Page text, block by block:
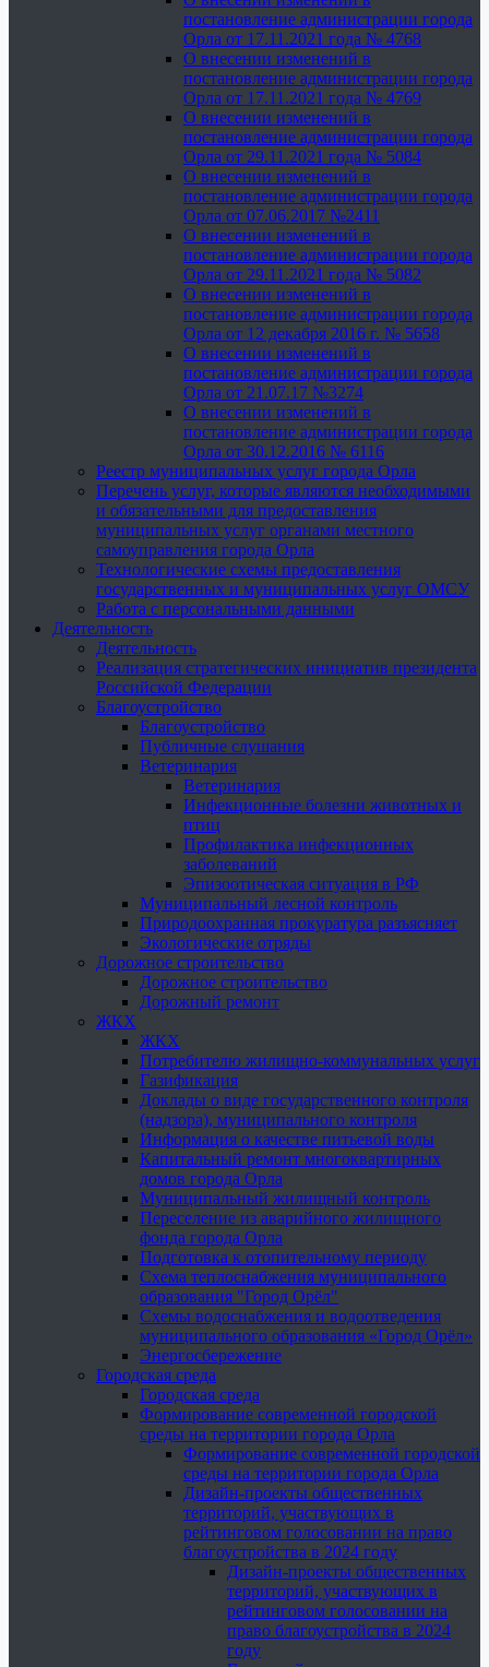
постановление администрации города
Орла от 17.11.2021 года № 4768
О внесении изменений в
постановление администрации города
Орла от 17.11.2021 года № 4769
О внесении изменений в
постановление администрации города
Орла от 29.11.2021 года № 5084
О внесении изменений в
постановление администрации города
Орла от 07.06.2017 №2411
О внесении изменений в
постановление администрации города
Орла от 29.11.2021 года № 5082
О внесении изменений в
постановление администрации города
Орла от 12 декабря 2016 г. № 5658
О внесении изменений в
постановление администрации города
Орла от 21.07.17 №3274
О внесении изменений в
постановление администрации города
Орла от 30.12.2016 № 6116
Реестр муниципальных услуг города Орла
Перечень услуг, которые являются необходимыми
и обязательными для предоставления
муниципальных услуг органами местного
самоуправления города Орла
Технологические схемы предоставления
государственных и муниципальных услуг ОМСУ
Работа с персональными данными
Деятельность
Деятельность
Реализация стратегических инициатив президента
Российской Федерации
Благоустройство
Благоустройство
Публичные слушания
Ветеринария
Ветеринария
Инфекционные болезни животных и
птиц
Профилактика инфекционных
заболеваний
Эпизоотическая ситуация в РФ
Муниципальный лесной контроль
Природоохранная прокуратура разъясняет
Экологические отряды
Дорожное строительство
Дорожное строительство
Дорожный ремонт
ЖКХ
ЖКХ
Потребителю жилищно-коммунальных услуг
Газификация
Доклады о виде государственного контроля
(надзора), муниципального контроля
Информация о качестве питьевой воды
Капитальный ремонт многоквартирных
домов города Орла
Муниципальный жилищный контроль
Переселение из аварийного жилищного
фонда города Орла
Подготовка к отопительному периоду
Схема теплоснабжения муниципального
образования "Город Орёл"
Схемы водоснабжения и водоотведения
муниципального образования «Город Орёл»
Энергосбережение
Городская среда
Городская среда
Формирование современной городской
среды на территории города Орла
Формирование современной городской
среды на территории города Орла
Дизайн-проекты общественных
территорий, участвующих в
рейтинговом голосовании на право
благоустройства в 2024 году
Дизайн-проекты общественных
территорий, участвующих в
рейтинговом голосовании на
право благоустройства в 2024
году